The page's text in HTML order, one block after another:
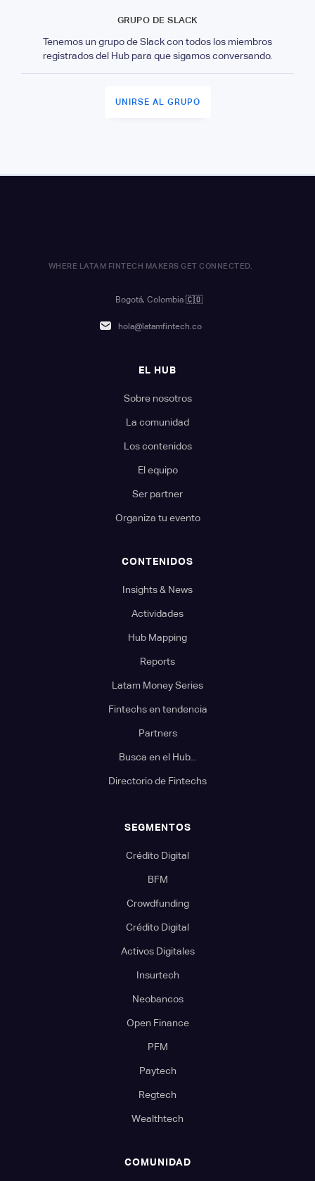
GRUPO DE SLACK
Tenemos un grupo de Slack con todos los miembros
registrados del Hub para que sigamos conversando.
UNIRSE AL GRUPO
WHERE LATAM FINTECH MAKERS GET CONNECTED.
Bogotá, Colombia 🇨🇴
hola@latamfintech.co
EL HUB
Sobre nosotros
La comunidad
Los contenidos
El equipo
Ser partner
Organiza tu evento
CONTENIDOS
Insights & News
Actividades
Hub Mapping
Reports
Latam Money Series
Fintechs en tendencia
Partners
Busca en el Hub...
Directorio de Fintechs
SEGMENTOS
Crédito Digital
BFM
Crowdfunding
Crédito Digital
Activos Digitales
Insurtech
Neobancos
Open Finance
PFM
Paytech
Regtech
Wealthtech
COMUNIDAD